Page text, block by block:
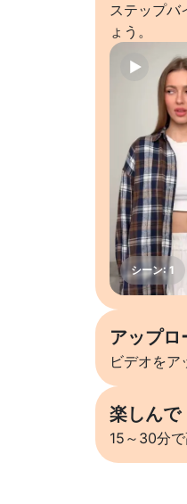
ステップバ
ょう。
アップロ
ビデオをア
楽しんで
15～30分